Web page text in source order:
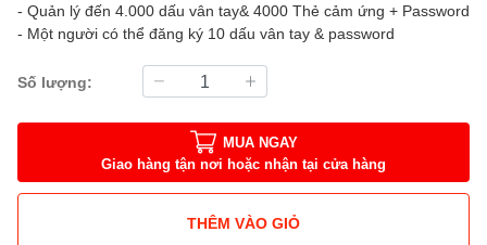
- Quản lý đến 4.000 dấu vân tay& 4000 Thẻ cảm ứng + Password
- Một người có thể đăng ký 10 dấu vân tay & password
Số lượng:
MUA NGAY
Giao hàng tận nơi hoặc nhận tại cửa hàng
THÊM VÀO GIỎ